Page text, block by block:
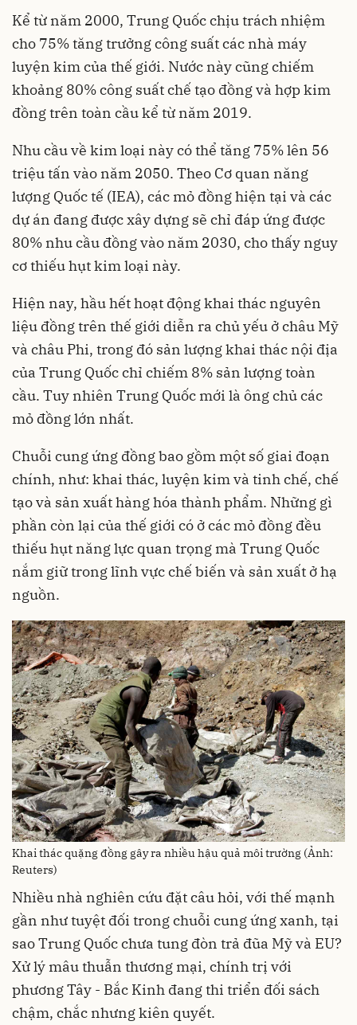
Kể từ năm 2000, Trung Quốc chịu trách nhiệm
cho 75% tăng trưởng công suất các nhà máy
luyện kim của thế giới. Nước này cũng chiếm
khoảng 80% công suất chế tạo đồng và hợp kim
đồng trên toàn cầu kể từ năm 2019.
Nhu cầu về kim loại này có thể tăng 75% lên 56
triệu tấn vào năm 2050. Theo Cơ quan năng
lượng Quốc tế (IEA), các mỏ đồng hiện tại và các
dự án đang được xây dựng sẽ chỉ đáp ứng được
80% nhu cầu đồng vào năm 2030, cho thấy nguy
cơ thiếu hụt kim loại này.
Hiện nay, hầu hết hoạt động khai thác nguyên
liệu đồng trên thế giới diễn ra chủ yếu ở châu Mỹ
và châu Phi, trong đó sản lượng khai thác nội địa
của Trung Quốc chỉ chiếm 8% sản lượng toàn
cầu. Tuy nhiên Trung Quốc mới là ông chủ các
mỏ đồng lớn nhất.
Chuỗi cung ứng đồng bao gồm một số giai đoạn
chính, như: khai thác, luyện kim và tinh chế, chế
tạo và sản xuất hàng hóa thành phẩm. Những gì
phần còn lại của thế giới có ở các mỏ đồng đều
thiếu hụt năng lực quan trọng mà Trung Quốc
nắm giữ trong lĩnh vực chế biến và sản xuất ở hạ
nguồn.
Khai thác quặng đồng gây ra nhiều hậu quả môi trường (Ảnh:
Reuters)
Nhiều nhà nghiên cứu đặt câu hỏi, với thế mạnh
gần như tuyệt đối trong chuỗi cung ứng xanh, tại
sao Trung Quốc chưa tung đòn trả đũa Mỹ và EU?
Xử lý mâu thuẫn thương mại, chính trị với
phương Tây - Bắc Kinh đang thi triển đối sách
chậm, chắc nhưng kiên quyết.